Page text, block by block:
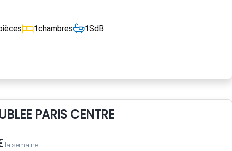
1chambres 1SdB
PARIS CENTRE
la semaine